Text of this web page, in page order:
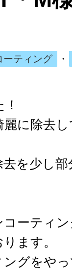
ーティング
・
に除去
を少し
ーティ
ます。
ングをや